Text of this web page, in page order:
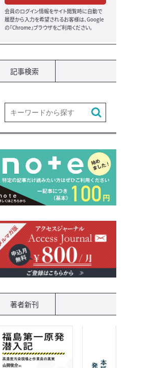
会員のログイン情報をサイト閲覧時に自動で
履歴から入力を希望されるお客様は、Google
の『Chrome』ブラウザをご利用ください。
記事検索
著者新刊